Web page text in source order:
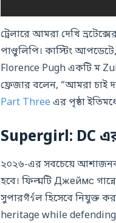
ট্রেলারে আমরা দেখি
পাণ্ডুলিপি। কাস্টিং
Florence Pugh একটি ম
ফ্রেজার বলেন, “আমরা চাই
Part Three এর পৃষ্ঠা
Supergirl: DC
২০২৬-এর সবচেয়ে
হবে। ফিল্মটি Джеймс
সুপারগิร์ল হিসেবে নিযুক্ত
heritage while